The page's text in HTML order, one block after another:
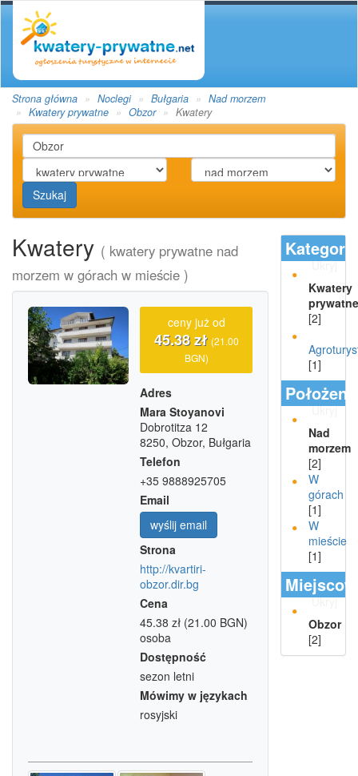
Strona główna Noclegi Bułgaria
Nad morzem
Kwatery prywatne
Obzor Kwatery
Szukaj
Kwatery ( kwatery prywatne nad
morzem w górach w mieście )
ceny już od
45.38 zł (21.00
BGN)
Adres
Mara Stoyanovi
Dobrotitza 12
8250, Obzor, Bułgaria
Telefon
+35 9888925705
Email
wyślij email
Strona
http://kvartiri-
obzor.dir.bg
Cena
45.38 zł (21.00 BGN)
osoba
Dostępność
sezon letni
Mówimy w językach
rosyjski
Kategoria
Ukryj
Kwatery
prywatne
[2]
[1]
Ukryj
Nad
morzem
[2]
W
górach
[1]
W
mieście
[1]
Ukryj
Obzor
[2]